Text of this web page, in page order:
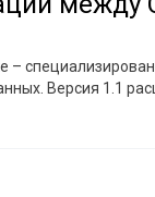
–
Версия 1.1